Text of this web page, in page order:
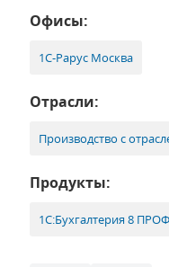
Офисы:
1С-Рарус Москва
Отрасли:
Производство с
Продукты:
1С:Бухгалтерия 8